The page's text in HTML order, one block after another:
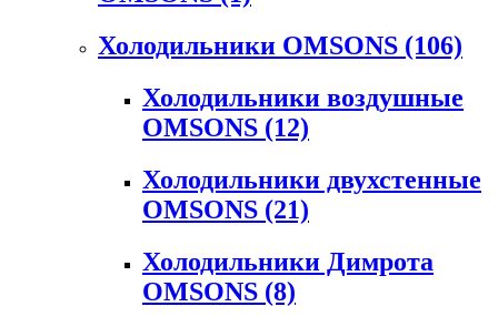
Холодильники OMSONS (106)
Холодильники воздушные
OMSONS (12)
Холодильники двухстенные
OMSONS (21)
Холодильники Димрота
OMSONS (8)